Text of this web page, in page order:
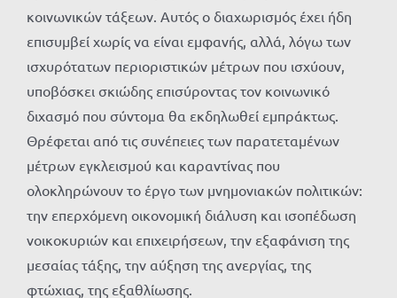
κοινωνικών τάξεων. Αυτός ο διαχωρισμός έχει ήδη
επισυμβεί χωρίς να είναι εμφανής, αλλά, λόγω των
ισχυρότατων περιοριστικών μέτρων που ισχύουν,
υποβόσκει σκιώδης επισύροντας τον κοινωνικό
διχασμό που σύντομα θα εκδηλωθεί εμπράκτως.
Θρέφεται από τις συνέπειες των παρατεταμένων
μέτρων εγκλεισμού και καραντίνας που
ολοκληρώνουν το έργο των μνημονιακών πολιτικών:
την επερχόμενη οικονομική διάλυση και ισοπέδωση
νοικοκυριών και επιχειρήσεων, την εξαφάνιση της
μεσαίας τάξης, την αύξηση της ανεργίας, της
φτώχιας, της εξαθλίωσης.